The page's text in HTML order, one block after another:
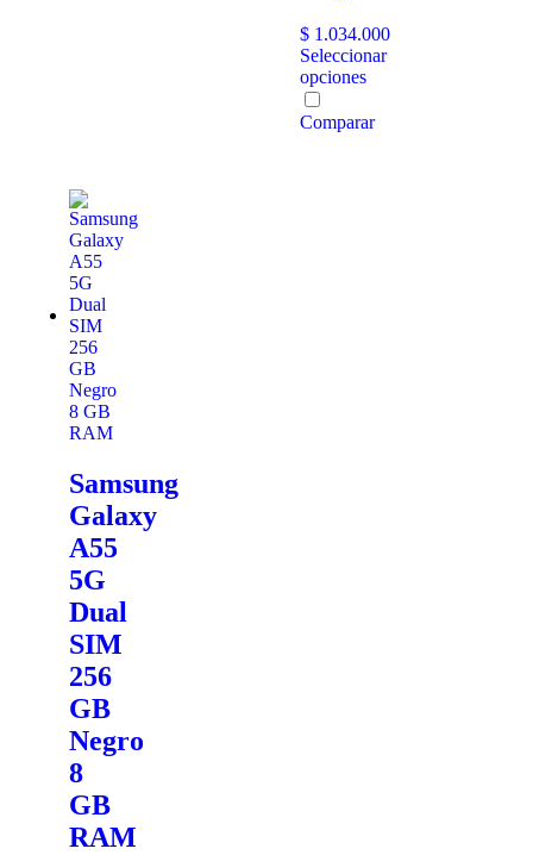
$ 1.034.000
Seleccionar
opciones
Comparar
Samsung
Galaxy
A55
5G
Dual
SIM
256
GB
Negro
8
GB
RAM